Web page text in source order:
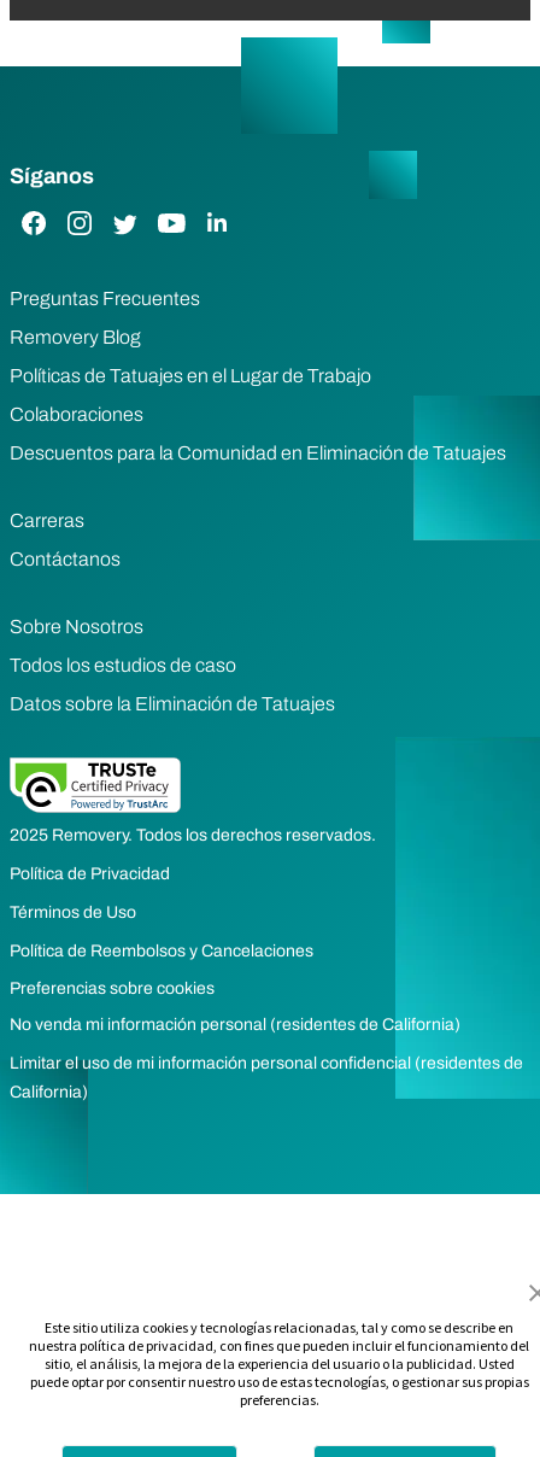
Este sitio utiliza cookies y tecnologías relacionadas, tal y como se describe en
nuestra política de privacidad, con fines que pueden incluir el funcionamiento del
sitio, el análisis, la mejora de la experiencia del usuario o la publicidad. Usted
puede optar por consentir nuestro uso de estas tecnologías, o gestionar sus propias
preferencias.
Síganos
Enlace de Facebook
Enlace de Instagram
Enlace de Twitter
Enlace de YouTube
Enlace de LinkedIn
Preguntas Frecuentes
Removery Blog
Políticas de Tatuajes en el Lugar de Trabajo
Colaboraciones
Descuentos para la Comunidad en Eliminación de Tatuajes
Carreras
Contáctanos
Sobre Nosotros
Todos los estudios de caso
Datos sobre la Eliminación de Tatuajes
2025 Removery. Todos los derechos reservados.
Política de Privacidad
Términos de Uso
Política de Reembolsos y Cancelaciones
Preferencias sobre cookies
No venda mi información personal (residentes de California)
Limitar el uso de mi información personal confidencial (residentes de
California)